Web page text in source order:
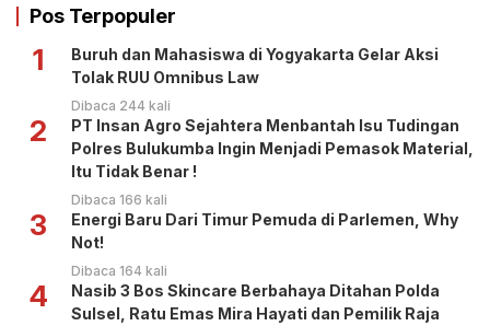
Pos Terpopuler
1
Buruh dan Mahasiswa di Yogyakarta Gelar Aksi
Tolak RUU Omnibus Law
Dibaca 244 kali
2
PT Insan Agro Sejahtera Menbantah Isu Tudingan
Polres Bulukumba Ingin Menjadi Pemasok Material,
Itu Tidak Benar !
Dibaca 166 kali
3
Energi Baru Dari Timur Pemuda di Parlemen, Why
Not!
Dibaca 164 kali
4
Nasib 3 Bos Skincare Berbahaya Ditahan Polda
Sulsel, Ratu Emas Mira Hayati dan Pemilik Raja